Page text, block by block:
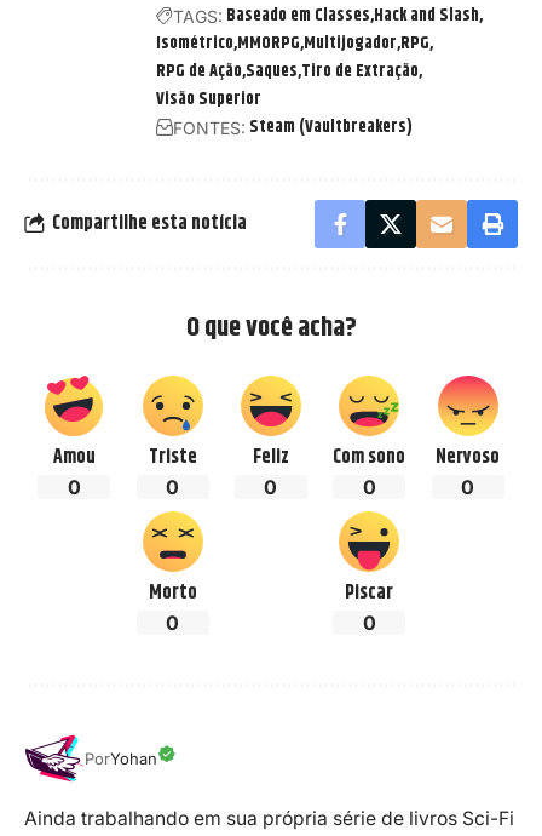
TAGS: Baseado em Classes Hack and Slash
Isométrico MMORPG Multijogador RPG
RPG de Ação Saques Tiro de Extração
Visão Superior
FONTES: Steam (Vaultbreakers)
Compartilhe esta notícia
O que você acha?
Amou
0
Triste
0
Feliz
0
Com sono
0
Nervoso
0
Morto
0
Piscar
0
PorYohan
Ainda trabalhando em sua própria série de livros Sci-Fi